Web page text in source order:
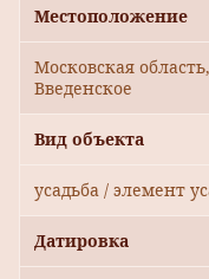
Местоположение
Московская
Введенское
Вид объекта
усадьба / элемент
Датировка